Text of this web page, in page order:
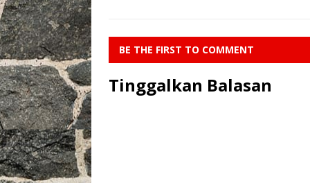
BE THE FIRST TO COMMENT
Tinggalkan Balasan